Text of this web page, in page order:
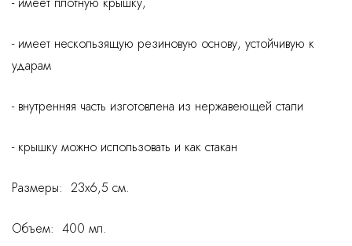
- имеет нескользящую резиновую основу, устойчивую к
ударам
- внутренняя часть изготовлена ​​из нержавеющей стали
- крышку можно использовать и как стакан
Размеры: 23x6,5 см.
Объем: 400 мл.